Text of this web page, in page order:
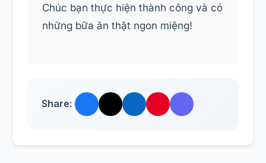
Chúc bạn thực hiện thành công và có
những bữa ăn thật ngon miệng!
Share: